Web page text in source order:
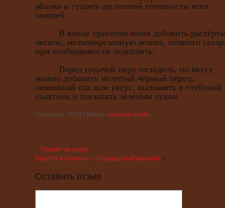
яблоко и тушить до полной готовности всех
овощей.
В конце приготовления добавить
чеснок, мелконарезанную зелень, немного
при необходимости подсолить.
Перед подачей икру охладить, по вкусу
можно добавить молотый чёрный перец,
лимонный сок или уксус, выложить в глубокий
салатник и посыпать зелёным луком.
{24 ноября, 2012} {Метки: холодные блюда}
« Паштет из рыбы
Паштет из печени — стандартный вариант »
Оставить отзыв